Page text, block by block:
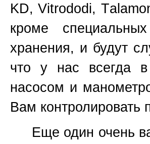
KD, Vitrododi, T
кроме
хранения, и будут
что у нас всегда
насосом и
Вам контролировать
Еще один очень